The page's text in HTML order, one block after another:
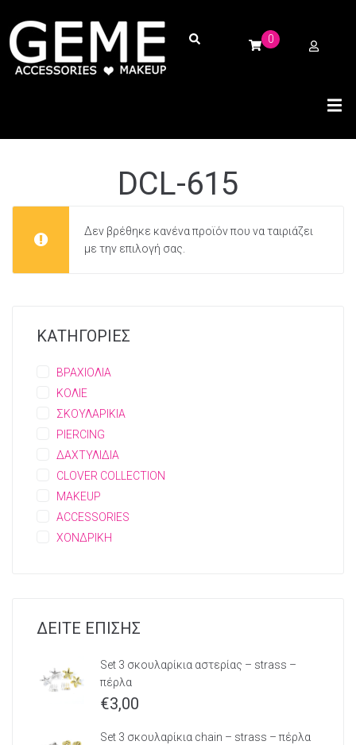
0
DCL-615
Δεν βρέθηκε κανένα προϊόν που να ταιριάζει
με την επιλογή σας.
ΚΑΤΗΓΟΡΙΕΣ
ΒΡΑΧΙΟΛΙΑ
ΚΟΛΙΕ
ΣΚΟΥΛΑΡΙΚΙΑ
PIERCING
ΔΑΧΤΥΛΙΔΙΑ
CLOVER COLLECTION
MAKEUP
ACCESSORIES
ΧΟΝΔΡΙΚΗ
ΔΕΙΤΕ ΕΠΙΣΗΣ
Set 3 σκουλαρίκια αστερίας – strass –
πέρλα
€3,00
Set 3 σκουλαρίκια chain – strass – πέρλα